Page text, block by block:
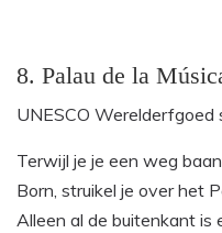
8. Palau de la
UNESCO Werelderfgoed
Terwijl je je een weg
Born, struikel je over het
Alleen al de buitenkant is